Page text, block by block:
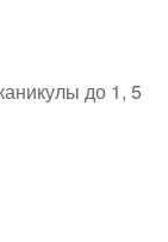
до 1, 5